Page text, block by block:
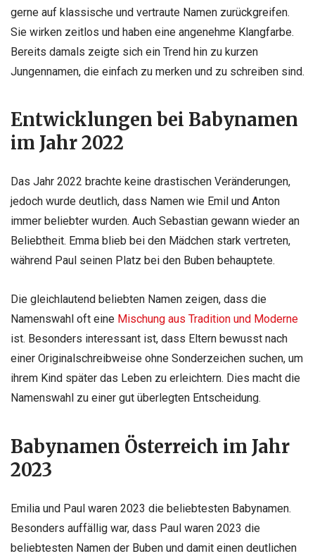
gerne auf klassische und vertraute Namen zurückgreifen.
Sie wirken zeitlos und haben eine angenehme Klangfarbe.
Bereits damals zeigte sich ein Trend hin zu kurzen
Jungennamen, die einfach zu merken und zu schreiben sind.
Entwicklungen bei Babynamen
im Jahr 2022
Das Jahr 2022 brachte keine drastischen Veränderungen,
jedoch wurde deutlich, dass Namen wie Emil und Anton
immer beliebter wurden. Auch Sebastian gewann wieder an
Beliebtheit. Emma blieb bei den Mädchen stark vertreten,
während Paul seinen Platz bei den Buben behauptete.
Die gleichlautend beliebten Namen zeigen, dass die
Namenswahl oft eine Mischung aus Tradition und Moderne
ist. Besonders interessant ist, dass Eltern bewusst nach
einer Originalschreibweise ohne Sonderzeichen suchen, um
ihrem Kind später das Leben zu erleichtern. Dies macht die
Namenswahl zu einer gut überlegten Entscheidung.
Babynamen Österreich im Jahr
2023
Emilia und Paul waren 2023 die beliebtesten Babynamen.
Besonders auffällig war, dass Paul waren 2023 die
beliebtesten Namen der Buben und damit einen deutlichen